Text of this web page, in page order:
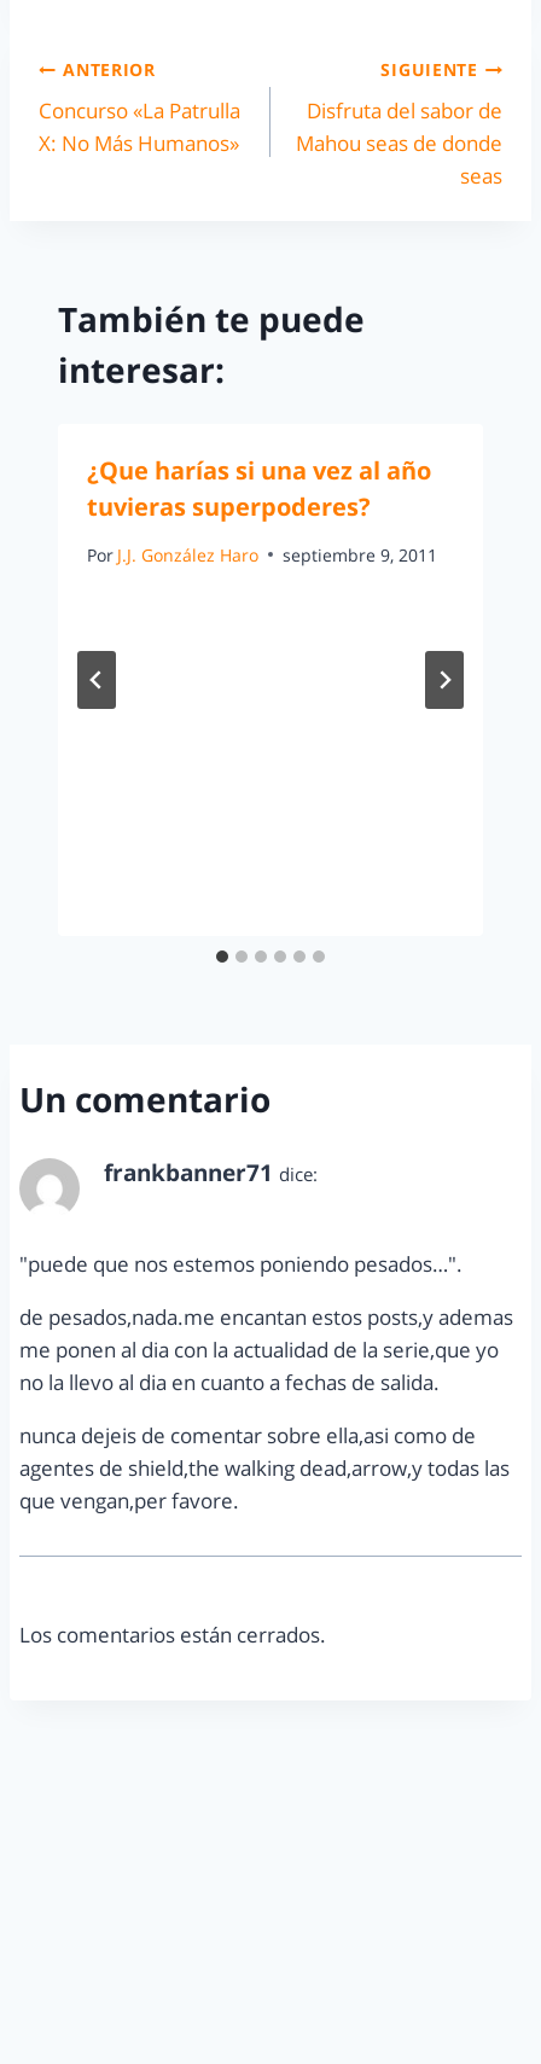
ANTERIOR
Concurso «La Patrulla
X: No Más Humanos»
SIGUIENTE
Disfruta del sabor de
Mahou seas de donde
seas
También te puede
interesar:
¿Que harías si una vez al año
tuvieras superpoderes?
Por J.J. González Haro septiembre 9, 2011
Un comentario
frankbanner71 dice:
"puede que nos estemos poniendo pesados…".
de pesados,nada.me encantan estos posts,y ademas
me ponen al dia con la actualidad de la serie,que yo
no la llevo al dia en cuanto a fechas de salida.
nunca dejeis de comentar sobre ella,asi como de
agentes de shield,the walking dead,arrow,y todas las
que vengan,per favore.
Los comentarios están cerrados.